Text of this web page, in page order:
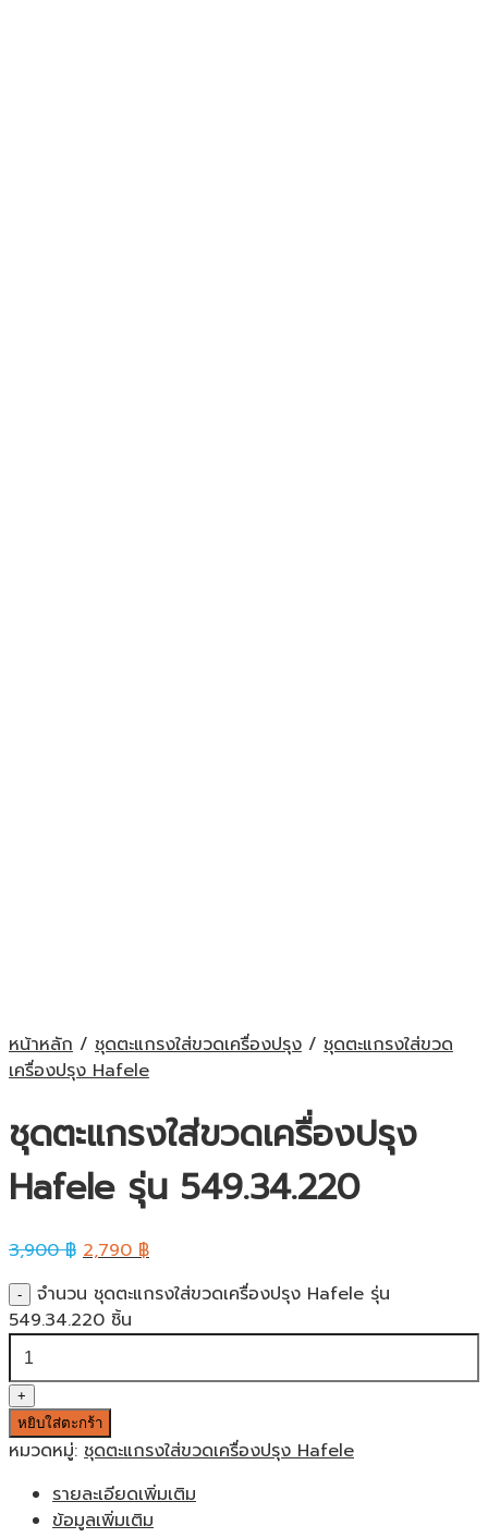
หน้าหลัก / ชุดตะแกรงใส่ขวดเครื่องปรุง / ชุดตะแกรงใส่ขวด
เครื่องปรุง Hafele
ชุดตะแกรงใส่ขวดเครื่องปรุง
Hafele รุ่น 549.34.220
3,900฿ 2,790฿
จำนวน ชุดตะแกรงใส่ขวดเครื่องปรุง Hafele รุ่น
549.34.220 ชิ้น
หยิบใส่ตะกร้า
หมวดหมู่: ชุดตะแกรงใส่ขวดเครื่องปรุง Hafele
รายละเอียดเพิ่มเติม
ข้อมูลเพิ่มเติม